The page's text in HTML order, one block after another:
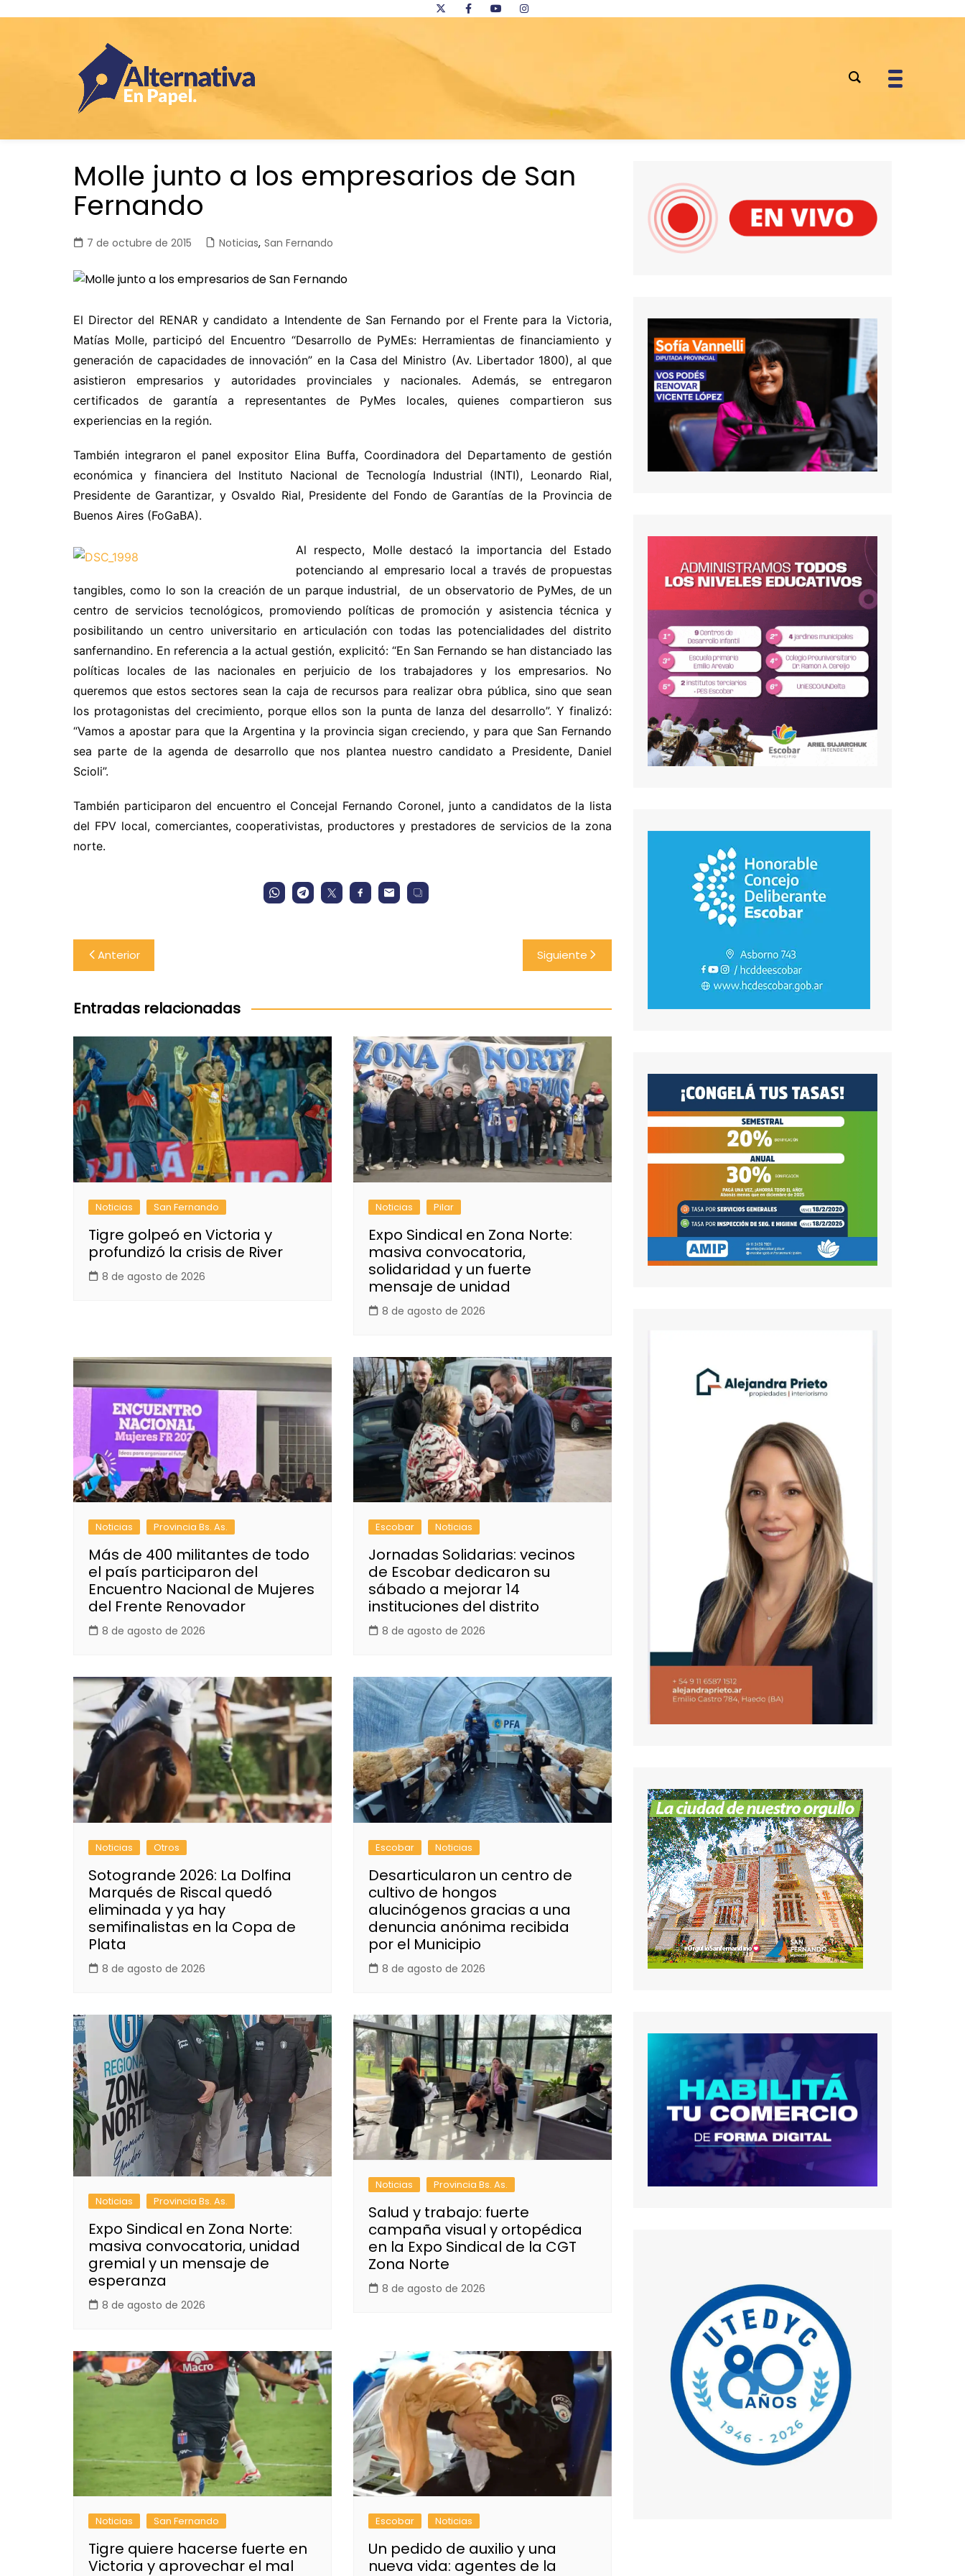
Molle junto a los empresarios de San
Fernando
7 de octubre de 2015 Noticias, San Fernando
El Director del RENAR y candidato a Intendente de San Fernando por el Frente para la Victoria,
Matías Molle, participó del Encuentro “Desarrollo de PyMEs: Herramientas de financiamiento y
generación de capacidades de innovación” en la Casa del Ministro (Av. Libertador 1800), al que
asistieron empresarios y autoridades provinciales y nacionales. Además, se entregaron
certificados de garantía a representantes de PyMes locales, quienes compartieron sus
experiencias en la región.
También integraron el panel expositor Elina Buffa, Coordinadora del Departamento de gestión
económica y financiera del Instituto Nacional de Tecnología Industrial (INTI), Leonardo Rial,
Presidente de Garantizar, y Osvaldo Rial, Presidente del Fondo de Garantías de la Provincia de
Buenos Aires (FoGaBA).
Al respecto, Molle destacó la importancia del Estado
potenciando al empresario local a través de propuestas
tangibles, como lo son la creación de un parque industrial, de un observatorio de PyMes, de un
centro de servicios tecnológicos, promoviendo políticas de promoción y asistencia técnica y
posibilitando un centro universitario en articulación con todas las potencialidades del distrito
sanfernandino. En referencia a la actual gestión, explicitó: “En San Fernando se han distanciado las
políticas locales de las nacionales en perjuicio de los trabajadores y los empresarios. No
queremos que estos sectores sean la caja de recursos para realizar obra pública, sino que sean
los protagonistas del crecimiento, porque ellos son la punta de lanza del desarrollo”. Y finalizó:
“Vamos a apostar para que la Argentina y la provincia sigan creciendo, y para que San Fernando
sea parte de la agenda de desarrollo que nos plantea nuestro candidato a Presidente, Daniel
Scioli”.
También participaron del encuentro el Concejal Fernando Coronel, junto a candidatos de la lista
del FPV local, comerciantes, cooperativistas, productores y prestadores de servicios de la zona
norte.
Navegación
de
entradas
Anterior Siguiente
Entradas relacionadas
Noticias San Fernando
Tigre golpeó en Victoria y
profundizó la crisis de River
8 de agosto de 2026
Noticias Pilar
Expo Sindical en Zona Norte:
masiva convocatoria,
solidaridad y un fuerte
mensaje de unidad
8 de agosto de 2026
Noticias Provincia Bs. As.
Más de 400 militantes de todo
el país participaron del
Encuentro Nacional de Mujeres
del Frente Renovador
8 de agosto de 2026
Escobar Noticias
Jornadas Solidarias: vecinos
de Escobar dedicaron su
sábado a mejorar 14
instituciones del distrito
8 de agosto de 2026
Noticias Otros
Sotogrande 2026: La Dolfina
Marqués de Riscal quedó
eliminada y ya hay
semifinalistas en la Copa de
Plata
8 de agosto de 2026
Escobar Noticias
Desarticularon un centro de
cultivo de hongos
alucinógenos gracias a una
denuncia anónima recibida
por el Municipio
8 de agosto de 2026
Noticias Provincia Bs. As.
Expo Sindical en Zona Norte:
masiva convocatoria, unidad
gremial y un mensaje de
esperanza
8 de agosto de 2026
Noticias Provincia Bs. As.
Salud y trabajo: fuerte
campaña visual y ortopédica
en la Expo Sindical de la CGT
Zona Norte
8 de agosto de 2026
Noticias San Fernando
Tigre quiere hacerse fuerte en
Victoria y aprovechar el mal
Escobar Noticias
Un pedido de auxilio y una
nueva vida: agentes de la